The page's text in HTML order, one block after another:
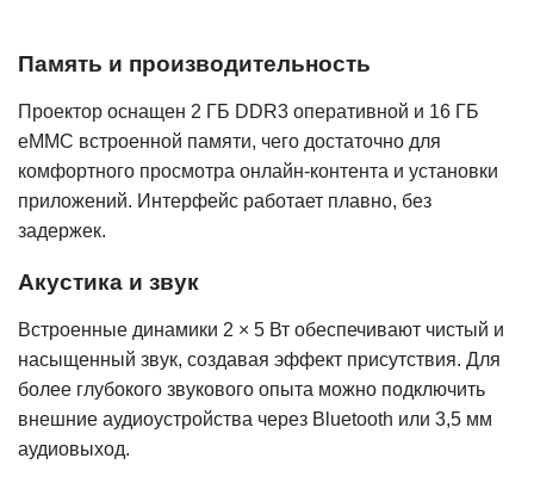
Память и производительность
Проектор оснащен 2 ГБ DDR3 оперативной и 16 ГБ
eMMC встроенной памяти, чего достаточно для
комфортного просмотра онлайн-контента и установки
приложений. Интерфейс работает плавно, без
задержек.
Акустика и звук
Встроенные динамики 2 × 5 Вт обеспечивают чистый и
насыщенный звук, создавая эффект присутствия. Для
более глубокого звукового опыта можно подключить
внешние аудиоустройства через Bluetooth или 3,5 мм
аудиовыход.